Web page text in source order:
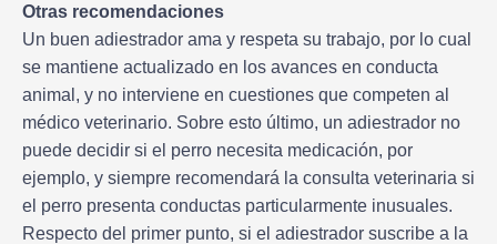
Otras recomendaciones
Un buen adiestrador ama y respeta su trabajo, por lo cual
se mantiene actualizado en los avances en conducta
animal, y no interviene en cuestiones que competen al
médico veterinario. Sobre esto último, un adiestrador no
puede decidir si el perro necesita medicación, por
ejemplo, y siempre recomendará la consulta veterinaria si
el perro presenta conductas particularmente inusuales.
Respecto del primer punto, si el adiestrador suscribe a la